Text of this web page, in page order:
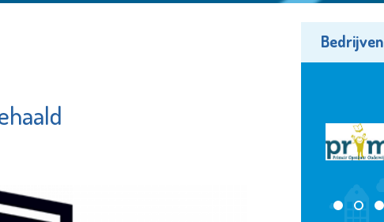
Bedrijven